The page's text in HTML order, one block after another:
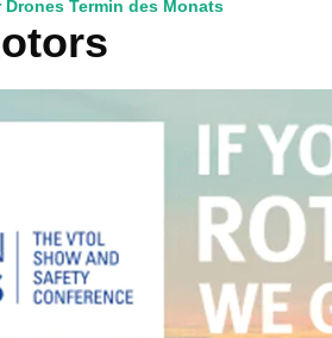
Termin des Monats